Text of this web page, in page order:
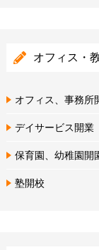
オフィス・
オフィス、事務所
デイサービス開業
保育園、幼稚園開
塾開校